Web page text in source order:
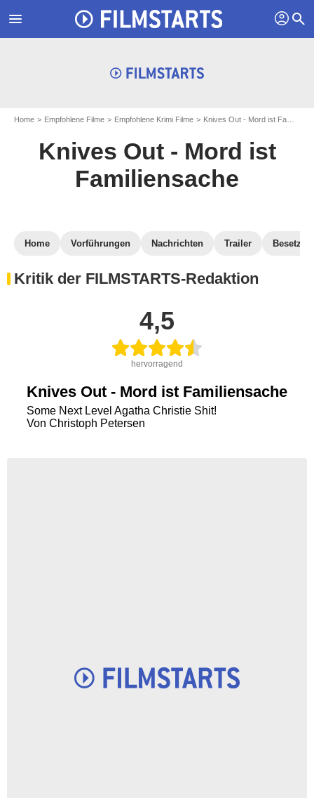
menu profil search
Home Empfohlene Filme Empfohlene Krimi Filme Knives Out - Mord ist Familiensache
Knives Out - Mord ist
Familiensache
Home Vorführungen Nachrichten Trailer
Kritik der FILMSTARTS-Redaktion
4,5
hervorragend
Knives Out - Mord ist Familiensache
Some Next Level Agatha Christie Shit!
Von Christoph Petersen